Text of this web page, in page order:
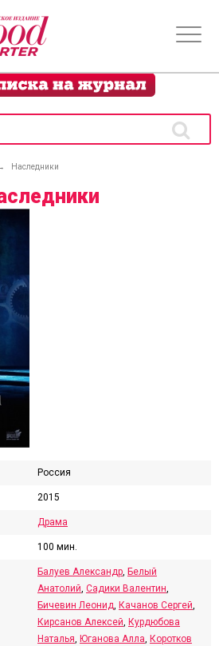
Наследники
Россия
2015
Драма
100 мин.
Балуев Александр Белый
Анатолий Садики Валентин
Бичевин Леонид Качанов Сергей
Кирсанов Алексей Курдюбова
Наталья Юганова Алла Коротков